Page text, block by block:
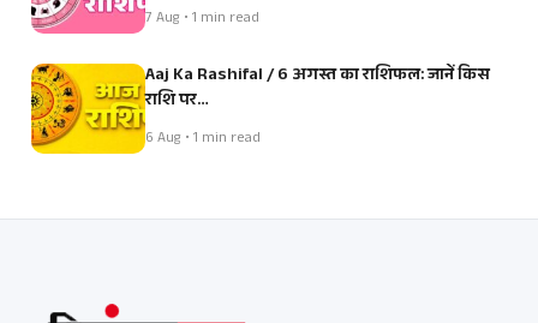
7 Aug • 1 min read
Aaj Ka Rashifal / 6 अगस्त का राशिफल: जानें किस
राशि पर…
6 Aug • 1 min read